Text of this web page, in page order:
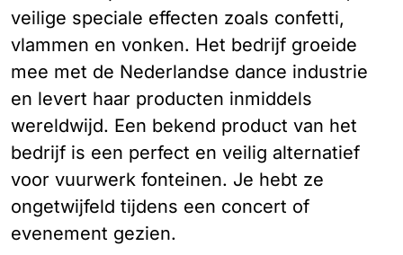
veilige speciale effecten zoals confetti,
vlammen en vonken. Het bedrijf groeide
mee met de Nederlandse dance industrie
en levert haar producten inmiddels
wereldwijd. Een bekend product van het
bedrijf is een perfect en veilig alternatief
voor vuurwerk fonteinen. Je hebt ze
ongetwijfeld tijdens een concert of
evenement gezien.